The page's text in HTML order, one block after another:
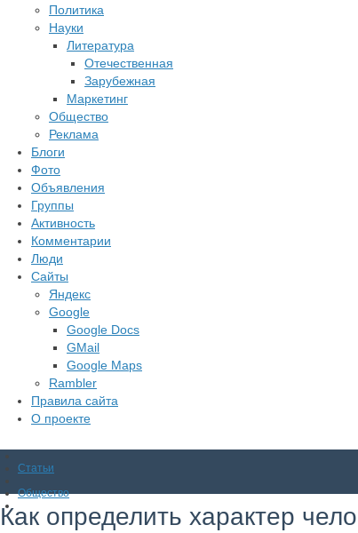
Политика
Науки
Литература
Отечественная
Зарубежная
Маркетинг
Общество
Реклама
Блоги
Фото
Объявления
Группы
Активность
Комментарии
Люди
Сайты
Яндекс
Google
Google Docs
GMail
Google Maps
Rambler
Правила сайта
О проекте
Статьи
Общество
Как определить характер